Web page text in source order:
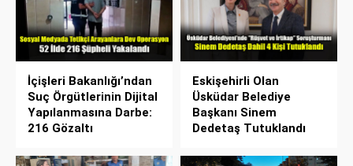
İçişleri Bakanlığı’ndan
Suç Örgütlerinin Dijital
Yapılanmasına Darbe:
216 Gözaltı
Eskişehirli Olan
Üsküdar Belediye
Başkanı Sinem
Dedetaş Tutuklandı